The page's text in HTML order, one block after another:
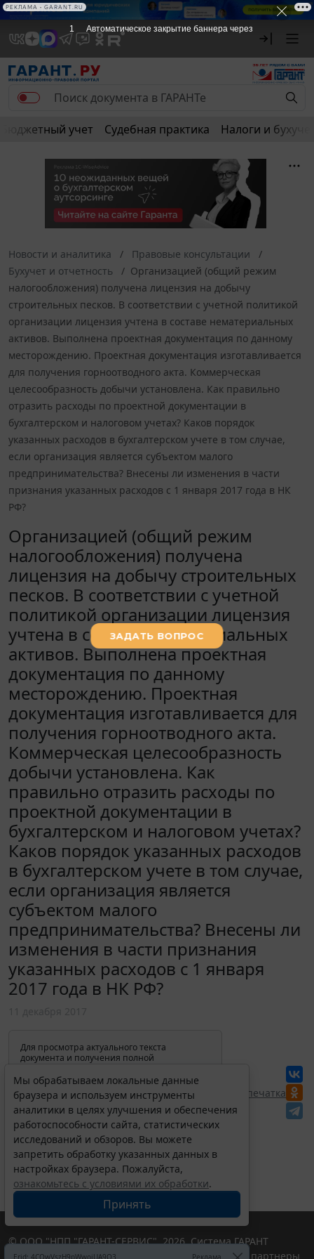
РЕКЛАМА
Бюджетный учет Судебная практика Налоги и
Новости и аналитика
Правовые консультации
Бухучет и отчетность
Организацией (общий режим
налогообложения) получена лицензия на добычу
строительных песков. В соответствии с учетной политикой
организации лицензия учтена в составе нематериальных
активов. Выполнена проектная документация по данному
месторождению. Проектная документация изготавливается
для получения горноотводного акта. Коммерческая
целесообразность добычи установлена. Как правильно
отразить расходы по проектной документации в
бухгалтерском и налоговом учетах? Каков порядок
указанных расходов в бухгалтерском учете в том случае,
если организация является субъектом малого
предпринимательства? Внесены ли изменения в части
признания указанных расходов с 1 января 2017 года в НК
РФ?
Организацией (общий режим
налогообложения) получена
лицензия на добычу строительных
песков. В соответствии с учетной
политикой организации лицензия
учтена в составе нематериальных
активов. Выполнена проектная
документация по данному
месторождению. Проектная
документация изготавливается для
получения горноотводного акта.
Коммерческая целесообразность
добычи установлена. Как
правильно отразить расходы по
проектной документации в
бухгалтерском и налоговом учетах?
Каков порядок указанных расходов
в бухгалтерском учете в том случае,
если организация является
субъектом малого
предпринимательства? Внесены ли
изменения в части признания
указанных расходов с 1 января
2017 года в НК РФ?
Для просмотра актуального текста
документа и получения полной
изменениях и порядке применения
документа, воспользуйтесь поиском в
Интернет-версии системы ГАРАНТ:
Перепечатка
Мы обрабатываем локальные данные
браузера и используем инструменты
аналитики в целях улучшения и обеспечения
работоспособности сайта, статистических
исследований и обзоров. Вы можете
запретить обработку указанных данных в
настройках браузера. Пожалуйста,
ознакомьтесь с условиями их обработки.
Принять
Erid: 4CQwVszH9pWwojUA9Q3 Реклама
© ООО "НПП "ГАРАНТ-СЕРВИС", 2026. Система ГАРАНТ
выпускается с 1990 года. Компания "Гарант" и ее партнеры
1 Автоматическое закрытие баннера через
РЕКЛАМА • GARANT.RU